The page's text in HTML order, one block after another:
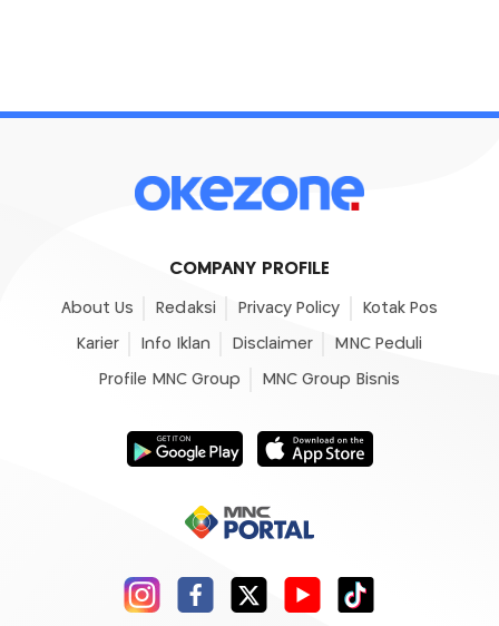
COMPANY PROFILE
About Us Redaksi Privacy Policy Kotak Pos
Karier Info Iklan Disclaimer MNC Peduli
Profile MNC Group MNC Group Bisnis